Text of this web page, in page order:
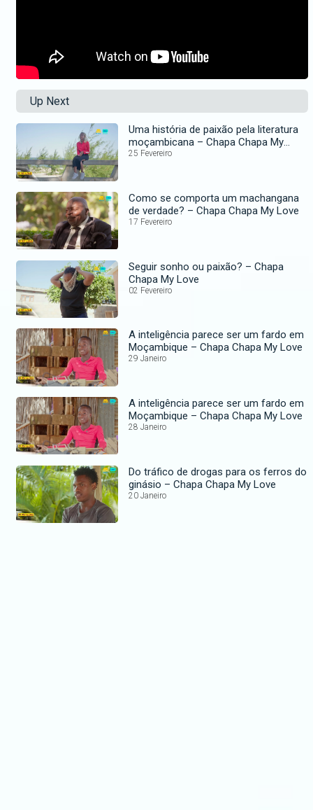
Up Next
Uma história de paixão pela literatura
moçambicana – Chapa Chapa My
Love
25 Fevereiro
Como se comporta um machangana
de verdade? – Chapa Chapa My Love
17 Fevereiro
Seguir sonho ou paixão? – Chapa
Chapa My Love
02 Fevereiro
A inteligência parece ser um fardo em
Moçambique – Chapa Chapa My Love
29 Janeiro
A inteligência parece ser um fardo em
Moçambique – Chapa Chapa My Love
28 Janeiro
Do tráfico de drogas para os ferros do
ginásio – Chapa Chapa My Love
20 Janeiro